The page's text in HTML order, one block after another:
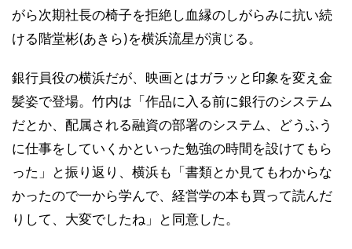
がら次期社長の椅子を拒絶し血縁のしがらみに抗い続
ける階堂彬(あきら)を横浜流星が演じる。
銀行員役の横浜だが、映画とはガラッと印象を変え金
髪姿で登場。竹内は「作品に入る前に銀行のシステム
だとか、配属される融資の部署のシステム、どうふう
に仕事をしていくかといった勉強の時間を設けてもら
った」と振り返り、横浜も「書類とか見てもわからな
かったので一から学んで、経営学の本も買って読んだ
りして、大変でしたね」と同意した。